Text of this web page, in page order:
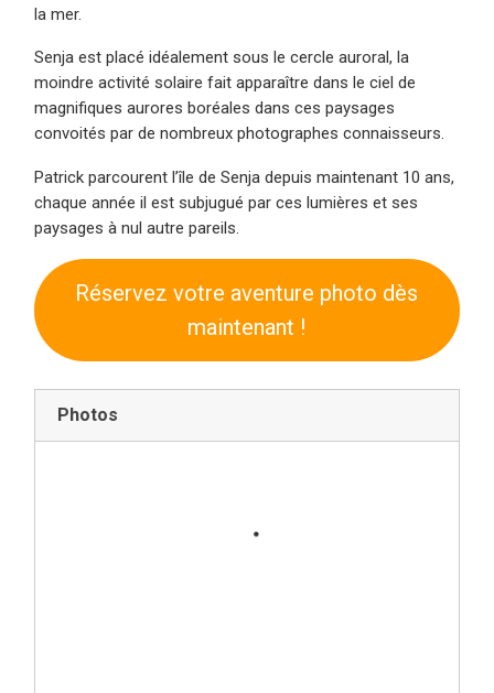
la mer.
Senja est placé idéalement sous le cercle auroral, la
moindre activité solaire fait apparaître dans le ciel de
magnifiques aurores boréales dans ces paysages
convoités par de nombreux photographes connaisseurs.
Patrick parcourent l’île de Senja depuis maintenant 10 ans,
chaque année il est subjugué par ces lumières et ses
paysages à nul autre pareils.
Réservez votre aventure photo dès
maintenant !
Photos